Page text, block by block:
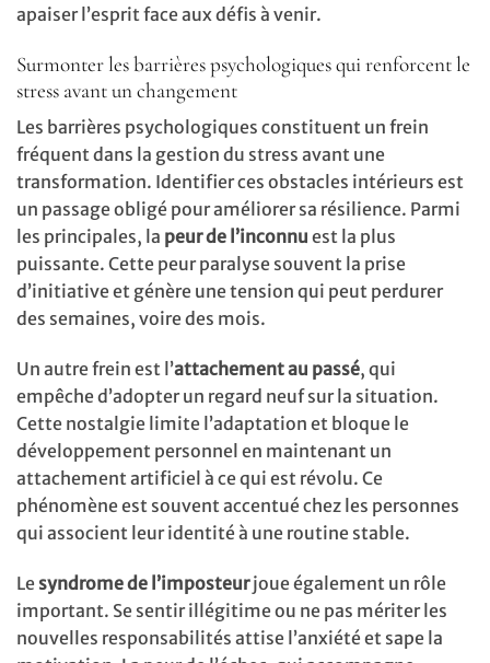
apaiser l’esprit face aux défis à venir.
Surmonter les barrières psychologiques qui renforcent le
stress avant un changement
Les barrières psychologiques constituent un frein
fréquent dans la gestion du stress avant une
transformation. Identifier ces obstacles intérieurs est
un passage obligé pour améliorer sa résilience. Parmi
les principales, la peur de l’inconnu est la plus
puissante. Cette peur paralyse souvent la prise
d’initiative et génère une tension qui peut perdurer
des semaines, voire des mois.
Un autre frein est l’attachement au passé, qui
empêche d’adopter un regard neuf sur la situation.
Cette nostalgie limite l’adaptation et bloque le
développement personnel en maintenant un
attachement artificiel à ce qui est révolu. Ce
phénomène est souvent accentué chez les personnes
qui associent leur identité à une routine stable.
Le syndrome de l’imposteurjoue également un rôle
important. Se sentir illégitime ou ne pas mériter les
nouvelles responsabilités attise l’anxiété et sape la